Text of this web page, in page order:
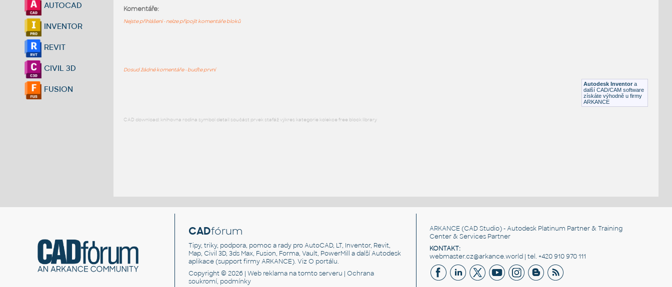
AUTOCAD
INVENTOR
REVIT
CIVIL 3D
FUSION
Plastové součásti
Autodesk Inventor a
další CAD/CAM software
získáte výhodně u firmy
ARKANCE
Komentáře:
Nejste přihlášeni - nelze připojit komentáře bloků
Dosud žádné komentáře - buďte první
CAD download: knihovna rodina symbol detail součást prvek stafáž výkres kategorie kolekce free block library
CADfórum
Tipy, triky, podpora, pomoc a rady pro AutoCAD, LT, Inventor, Revit,
Map, Civil 3D, 3ds Max, Fusion, Forma, Vault, PowerMill a další Autodesk
aplikace (support firmy ARKANCE). VizO portálu.
Copyright © 2026 |Web reklama na tomto serveru |Ochrana
soukromí, podmínky
ARKANCE (CAD Studio) - Autodesk Platinum Partner & Training
Center & Services Partner
KONTAKT:
webmaster.cz@arkance.world | tel. +420 910 970 111